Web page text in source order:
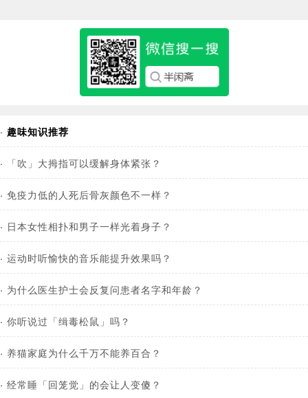
· 趣味知识推荐
· 「吹」大拇指可以缓解身体紧张？
· 免疫力低的人死后骨灰颜色不一样？
· 日本女性相扑和男子一样光着身子？
· 运动时听愉快的音乐能提升效果吗？
· 为什么医生护士会反复问患者名字和年龄？
· 你听说过「缉毒松鼠」吗？
· 养猫家庭为什么千万不能养百合？
· 经常睡「回笼觉」的会让人变傻？